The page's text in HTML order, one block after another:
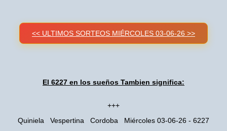
<< ULTIMOS SORTEOS MIÉRCOLES 03-06-26 >>
El 6227 en los sueños Tambien significa:
+++
Quiniela Vespertina Cordoba Miércoles 03-06-26 - 6227